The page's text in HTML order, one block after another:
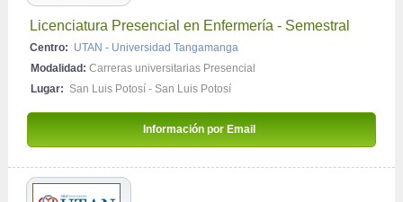
Licenciatura Presencial en Enfermería - Semestral
Centro: UTAN - Universidad Tangamanga
Modalidad: Carreras universitarias Presencial
Lugar: San Luis Potosí - San Luis Potosí
Información por Email